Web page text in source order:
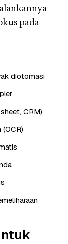
pada
diotomasi
CRM)